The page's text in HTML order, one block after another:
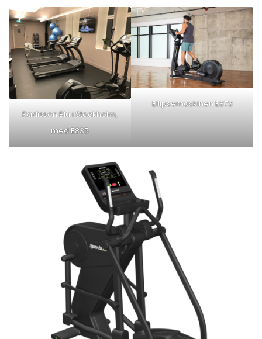
Radisson Blu i Stockholm,
med E835
Ellipsemaskinen E873